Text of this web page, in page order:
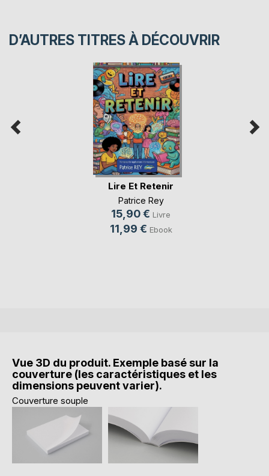
D’AUTRES TITRES À DÉCOUVRIR
Lire Et Retenir
Patrice Rey
15,90 € Livre
11,99 € Ebook
Vue 3D du produit. Exemple basé sur la
couverture (les caractéristiques et les
dimensions peuvent varier).
Couverture souple